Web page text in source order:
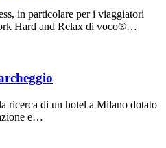
in particolare per i viaggiatori
Hard and Relax di voco®…
ricerca di un hotel a Milano dotato
e…